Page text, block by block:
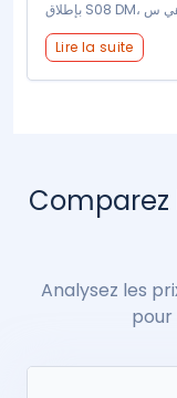
Lire la suite
Comparez
Analysez les
pour